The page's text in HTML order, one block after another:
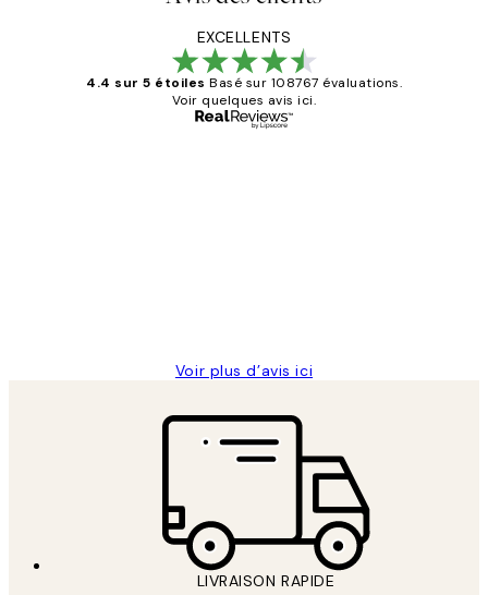
EXCELLENTS
4.4 sur 5 étoiles Basé sur 108767 évaluations.
Voir quelques avis ici.
Voir plus d’avis ici
LIVRAISON RAPIDE